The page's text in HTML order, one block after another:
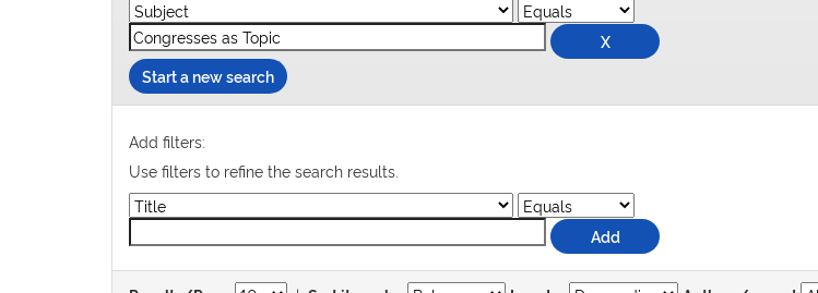
Start a new search
Add filters:
Use filters to refine the search results.